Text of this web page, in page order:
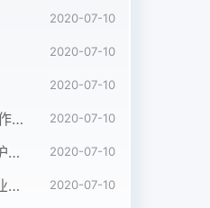
V。两台循环水泵配一
的运行方式。心泵和立
流量一功率曲线表现为
-定好处, 且叶轮可由循
律得知,在较小范围内改
的火灾负荷控制在有效
,A.C.帕尼尔.防火设计中
2020-07-10
2020-07-10
2020-07-10
JB/T 11699-2013 高处作业吊篮安装、拆卸、使用技术规程 2020-07-10
石油化工设备腐蚀与防护参考书十本免费下载，绝版珍藏 2020-07-10
四喷嘴水煤浆气化炉工业应用情况简介 2020-07-10